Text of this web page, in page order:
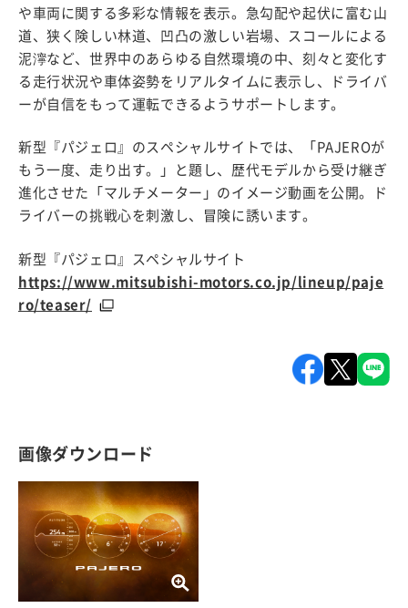
画像ダウンロード
や車両に関する多彩な情報を表示。急勾配や起伏に富む山
道、狭く険しい林道、凹凸の激しい岩場、スコールによる
泥濘など、世界中のあらゆる自然環境の中、刻々と変化す
る走行状況や車体姿勢をリアルタイムに表示し、ドライバ
ーが自信をもって運転できるようサポートします。
新型『パジェロ』のスペシャルサイトでは、「PAJEROが
もう一度、走り出す。」と題し、歴代モデルから受け継ぎ
進化させた「マルチメーター」のイメージ動画を公開。ド
ライバーの挑戦心を刺激し、冒険に誘います。
新型『パジェロ』スペシャルサイト
https://www.mitsubishi-motors.co.jp/lineup/paje
ro/teaser/ （別ウィンドウで開く）